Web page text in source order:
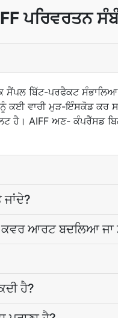
ਪਰਿਵਰਤਨ
ਸੈਂਪਲ ਬਿੱਟ-ਪਰਫੈਕਟ
ਕਈ ਵਾਰੀ ਮੁੜ-ਇੰਸਕੋਡ ਕਰ
AIFF ਅਣ- ਕੰਪਰੈੱਸਡ
ਆਰਟ ਬਦਲਿਆ ਜਾ
ਹੈ?